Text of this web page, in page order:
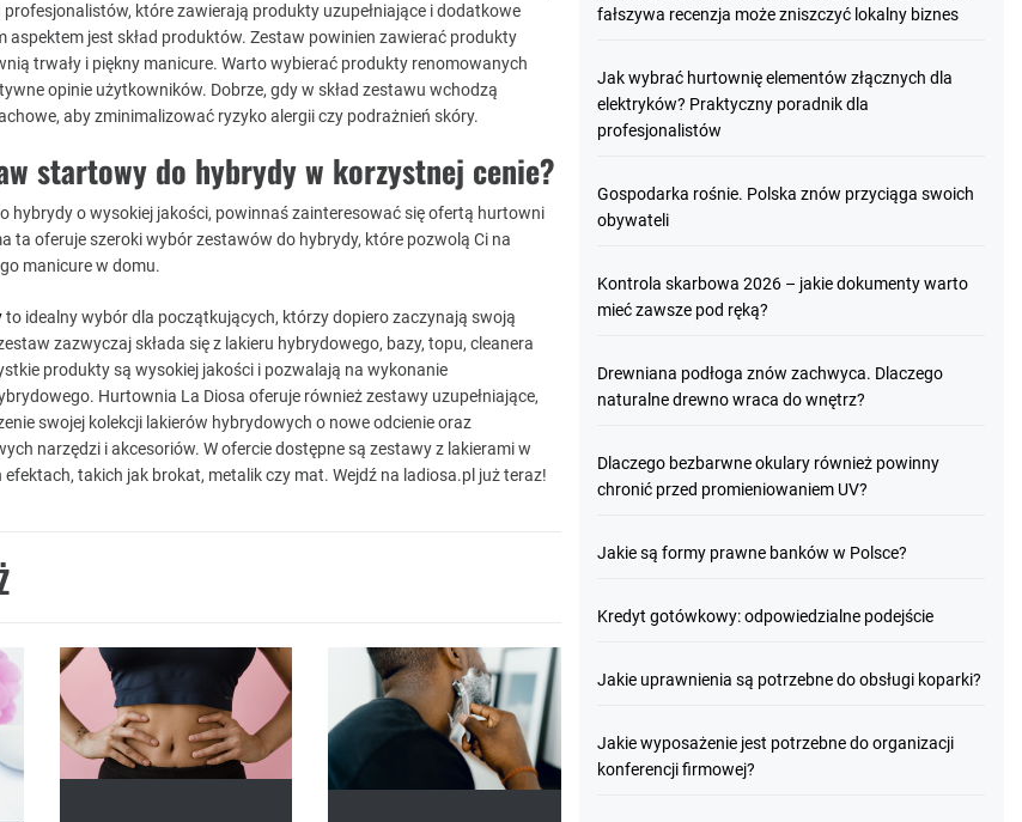
które zawierają produkty uzupełniające i dodatkowe
aspektem jest skład produktów. Zestaw powinien zawierać produkty
trwały i piękny manicure. Warto wybierać produkty renomowanych
opinie użytkowników. Dobrze, gdy w skład zestawu wchodzą
aby zminimalizować ryzyko alergii czy podrażnień skóry.
startowy do hybrydy w korzystnej cenie?
hybrydy o wysokiej jakości, powinnaś zainteresować się ofertą hurtowni
ta oferuje szeroki wybór zestawów do hybrydy, które pozwolą Ci na
manicure w domu.
to idealny wybór dla początkujących, którzy dopiero zaczynają swoją
zazwyczaj składa się z lakieru hybrydowego, bazy, topu, cleanera
produkty są wysokiej jakości i pozwalają na wykonanie
Hurtownia La Diosa oferuje również zestawy uzupełniające,
swojej kolekcji lakierów hybrydowych o nowe odcienie oraz
narzędzi i akcesoriów. W ofercie dostępne są zestawy z lakierami w
takich jak brokat, metalik czy mat. Wejdź na ladiosa.pl już teraz!
fałszywa recenzja może zniszczyć lokalny biznes
Jak wybrać hurtownię elementów złącznych dla
elektryków? Praktyczny poradnik dla
profesjonalistów
Gospodarka rośnie. Polska znów przyciąga swoich
obywateli
Kontrola skarbowa 2026 – jakie dokumenty warto
mieć zawsze pod ręką?
Drewniana podłoga znów zachwyca. Dlaczego
naturalne drewno wraca do wnętrz?
Dlaczego bezbarwne okulary również powinny
chronić przed promieniowaniem UV?
Jakie są formy prawne banków w Polsce?
Kredyt gotówkowy: odpowiedzialne podejście
Jakie uprawnienia są potrzebne do obsługi koparki?
Jakie wyposażenie jest potrzebne do organizacji
konferencji firmowej?